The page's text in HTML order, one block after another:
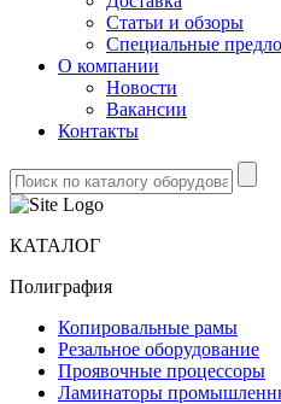
Статьи и обзоры
Специальные
О компании
Новости
Вакансии
Контакты
КАТАЛОГ
Полиграфия
Копировальные рамы
Резальное оборудование
Проявочные процессоры
Ламинаторы